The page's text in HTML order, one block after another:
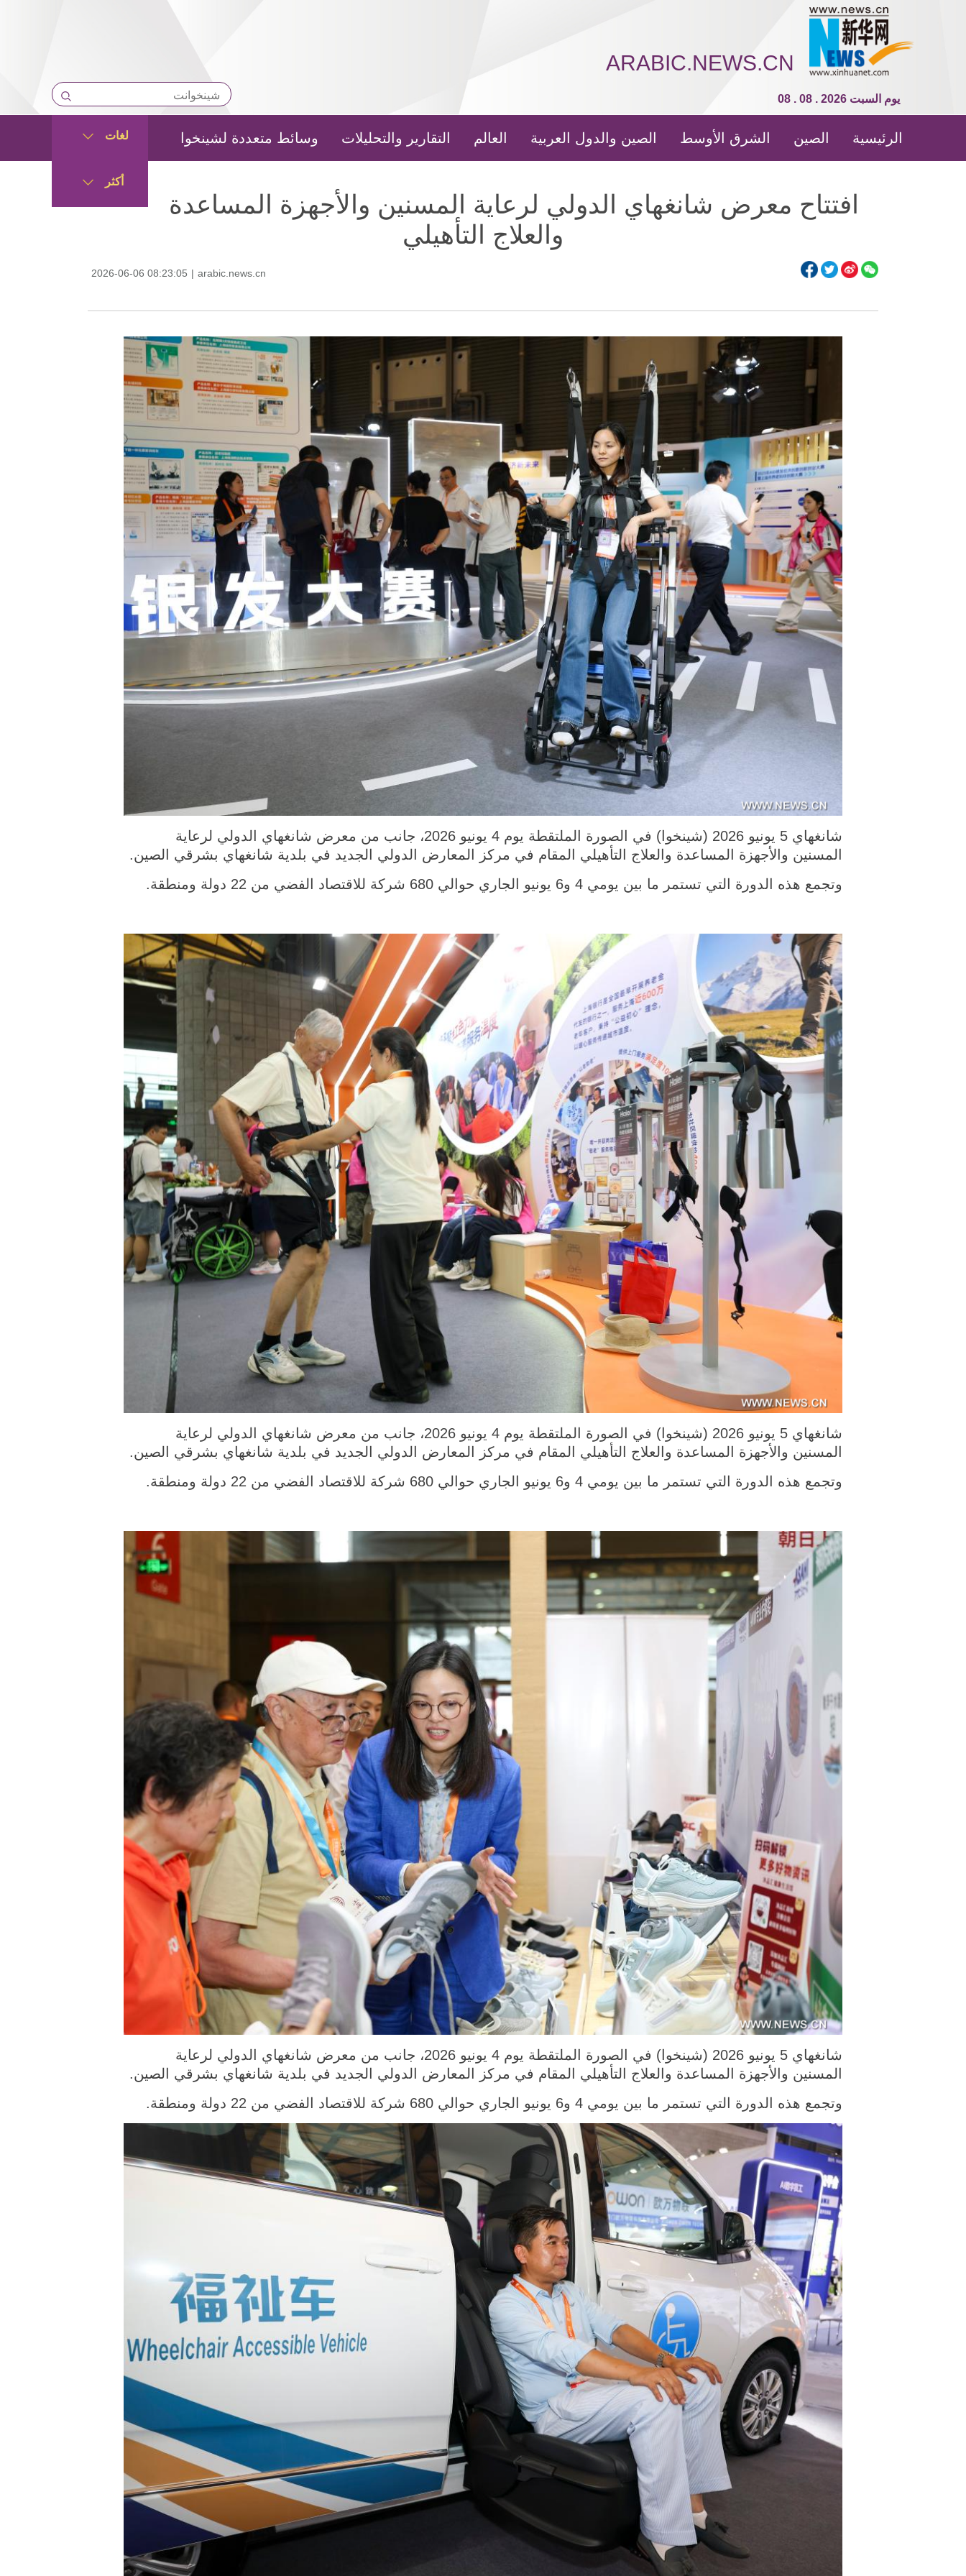
ARABIC.NEWS.CN
08 . 08 . 2026 يوم السبت
الرئيسية الصين الشرق الأوسط الصين والدول العربية العالم التقارير والتحليلات وسائط متعددة لشينخوا لغات
أكثر
افتتاح معرض شانغهاي الدولي لرعاية المسنين والأجهزة المساعدة
والعلاج التأهيلي
2026-06-06 08:23:05 | arabic.news.cn
شانغهاي 5 يونيو 2026 (شينخوا) في الصورة الملتقطة يوم 4 يونيو 2026، جانب من معرض شانغهاي الدولي لرعاية
المسنين والأجهزة المساعدة والعلاج التأهيلي المقام في مركز المعارض الدولي الجديد في بلدية شانغهاي بشرقي الصين.
وتجمع هذه الدورة التي تستمر ما بين يومي 4 و6 يونيو الجاري حوالي 680 شركة للاقتصاد الفضي من 22 دولة ومنطقة.
شانغهاي 5 يونيو 2026 (شينخوا) في الصورة الملتقطة يوم 4 يونيو 2026، جانب من معرض شانغهاي الدولي لرعاية
المسنين والأجهزة المساعدة والعلاج التأهيلي المقام في مركز المعارض الدولي الجديد في بلدية شانغهاي بشرقي الصين.
وتجمع هذه الدورة التي تستمر ما بين يومي 4 و6 يونيو الجاري حوالي 680 شركة للاقتصاد الفضي من 22 دولة ومنطقة.
شانغهاي 5 يونيو 2026 (شينخوا) في الصورة الملتقطة يوم 4 يونيو 2026، جانب من معرض شانغهاي الدولي لرعاية
المسنين والأجهزة المساعدة والعلاج التأهيلي المقام في مركز المعارض الدولي الجديد في بلدية شانغهاي بشرقي الصين.
وتجمع هذه الدورة التي تستمر ما بين يومي 4 و6 يونيو الجاري حوالي 680 شركة للاقتصاد الفضي من 22 دولة ومنطقة.